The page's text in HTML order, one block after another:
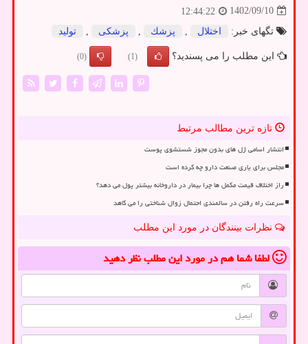
1402/09/10
12:44:22
تگهای خبر:
اختلال پزشك پزشكی تولید
این مطلب را می پسندید؟ (1)
(0)
تازه ترین مطالب مرتبط
انتشار اسامی ژل های بدون مجوز شستشوی پوست
مجلس برای یاری صنعت دارو چه کرده است
راز اختلاف قیمت مکمل ها چرا بیمار در داروخانه بیشتر پول می دهد؟
سرعت راه رفتن در سالمندی احتمال زوال شناختی را می کاهد
نظرات بینندگان در مورد این مطلب
لطفا شما همدر مورد این مطلبنظر دهید